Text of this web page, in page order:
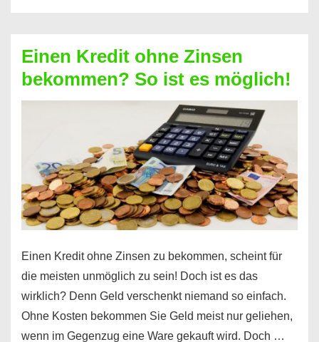
Festvertrag
für
jeden
erfahren
Sie
es
Einen Kredit ohne Zinsen
bekommen? So ist es möglich!
Einen Kredit ohne Zinsen zu bekommen, scheint für
die meisten unmöglich zu sein! Doch ist es das
wirklich? Denn Geld verschenkt niemand so einfach.
Ohne Kosten bekommen Sie Geld meist nur geliehen,
wenn im Gegenzug eine Ware gekauft wird. Doch …